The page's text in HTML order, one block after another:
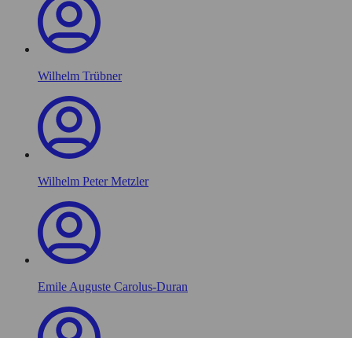
Wilhelm Trübner
Wilhelm Peter Metzler
Emile Auguste Carolus-Duran